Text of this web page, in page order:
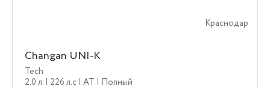
Краснодар
Changan UNI-K
Tech
2.0 л. | 226 л.c | AT | Полный